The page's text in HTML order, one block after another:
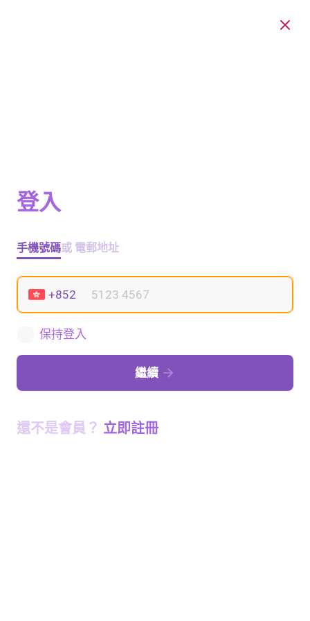
登入
手機號碼或 電郵地址
保持登入
繼續
還不是會員？ 立即註冊